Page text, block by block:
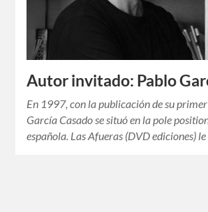
Autor invitado: Pablo
En 1997, con la publicación de su
García Casado se situó en la pole
española. Las Afueras (DVD ediciones) le